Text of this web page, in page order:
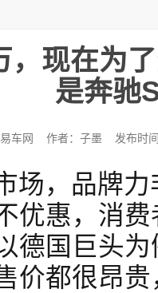
，现在为
是奔驰
车网 作者：子墨 发布时
场，品牌
优惠，消
德国巨头
价都很昂